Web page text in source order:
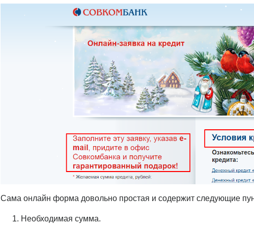
Сама онлайн форма довольно простая и содержит следующие
Необходимая сумма.